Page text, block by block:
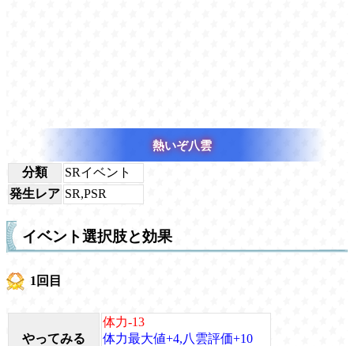
熱いぞ八雲
分類
SRイベント
発生レア SR,PSR
イベント選択肢と効果
1回目
やってみる
体力-13
体力最大値+4,八雲評価+10